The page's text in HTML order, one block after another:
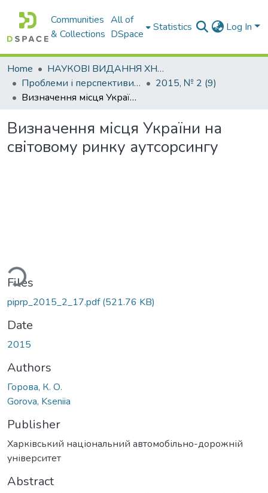
Communities
& Collections
All of
DSpace
Statistics Log In
Home
НАУКОВІ ВИДАННЯ ХНАДУ
Проблеми і перспективи розвитку підприємництва
2015, № 2 (9)
Визначення місця України на світовому ринку аутсорсингу
Визначення місця України на
світовому ринку аутсорсингу
Files
piprp_2015_2_17.pdf(521.76 KB)
Date
2015
Authors
Горова, К. О.
Gorova, Kseniia
Publisher
Харківський національний автомобільно-дорожній
університет
Abstract